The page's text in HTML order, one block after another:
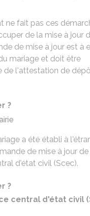
ne fait pas ces
de la mise à jour
de mise à jour est à
mariage et doit être
de l'attestation de
?
a été établi à
de mise à jour
d'état civil (Scec).
?
central d'état civil